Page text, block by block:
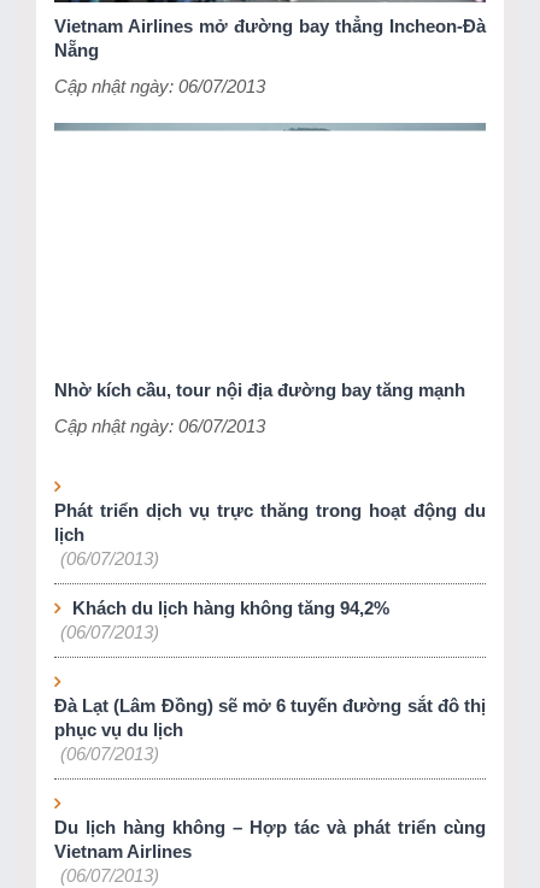
Vietnam Airlines mở đường bay thẳng Incheon-Đà
Nẵng
Cập nhật ngày: 06/07/2013
Nhờ kích cầu, tour nội địa đường bay tăng mạnh
Cập nhật ngày: 06/07/2013
Phát triển dịch vụ trực thăng trong hoạt động du
lịch
(06/07/2013)
Khách du lịch hàng không tăng 94,2%
(06/07/2013)
Đà Lạt (Lâm Đồng) sẽ mở 6 tuyến đường sắt đô thị
phục vụ du lịch
(06/07/2013)
Du lịch hàng không – Hợp tác và phát triển cùng
Vietnam Airlines
(06/07/2013)